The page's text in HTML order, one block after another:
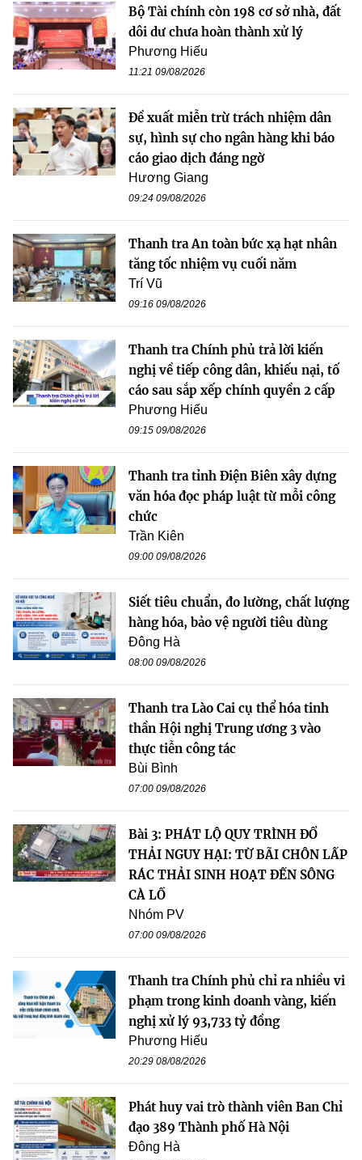
Bộ Tài chính còn 198 cơ sở nhà, đất
dôi dư chưa hoàn thành xử lý
Phương Hiếu
11:21 09/08/2026
Đề xuất miễn trừ trách nhiệm dân
sự, hình sự cho ngân hàng khi báo
cáo giao dịch đáng ngờ
Hương Giang
09:24 09/08/2026
Thanh tra An toàn bức xạ hạt nhân
tăng tốc nhiệm vụ cuối năm
Trí Vũ
09:16 09/08/2026
Thanh tra Chính phủ trả lời kiến
nghị về tiếp công dân, khiếu nại, tố
cáo sau sắp xếp chính quyền 2 cấp
Phương Hiếu
09:15 09/08/2026
Thanh tra tỉnh Điện Biên xây dựng
văn hóa đọc pháp luật từ mỗi công
chức
Trần Kiên
09:00 09/08/2026
Siết tiêu chuẩn, đo lường, chất lượng
hàng hóa, bảo vệ người tiêu dùng
Đông Hà
08:00 09/08/2026
Thanh tra Lào Cai cụ thể hóa tinh
thần Hội nghị Trung ương 3 vào
thực tiễn công tác
Bùi Bình
07:00 09/08/2026
Bài 3: PHÁT LỘ QUY TRÌNH ĐỔ
THẢI NGUY HẠI: TỪ BÃI CHÔN LẤP
RÁC THẢI SINH HOẠT ĐẾN SÔNG
CÀ LỒ
Nhóm PV
07:00 09/08/2026
Thanh tra Chính phủ chỉ ra nhiều vi
phạm trong kinh doanh vàng, kiến
nghị xử lý 93,733 tỷ đồng
Phương Hiếu
20:29 08/08/2026
Phát huy vai trò thành viên Ban Chỉ
đạo 389 Thành phố Hà Nội
Đông Hà